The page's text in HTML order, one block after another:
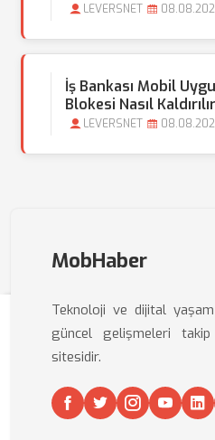
LEVERSNET
İş Bankası Mobil
Blokesi Nasıl
LEVERSNET
MobHaber
Teknoloji ve dijital
güncel gelişmeleri
sitesidir.